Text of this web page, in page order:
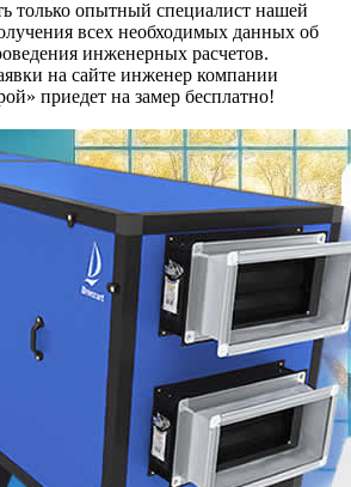
только опытный специалист нашей
всех необходимых данных об
инженерных расчетов.
на сайте инженер компании
приедет на замер бесплатно!